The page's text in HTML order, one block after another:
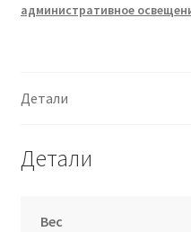
административное
Детали
Детали
Вес